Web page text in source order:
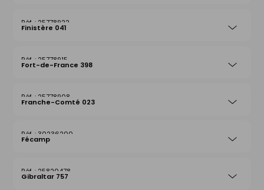
25778922
Finistère 041
25778915
Fort-de-France 398
25778908
Franche-Comté 023
30236200
Fécamp
25820478
Gibraltar 757